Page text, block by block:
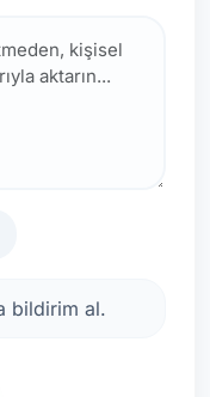
bildirim al.